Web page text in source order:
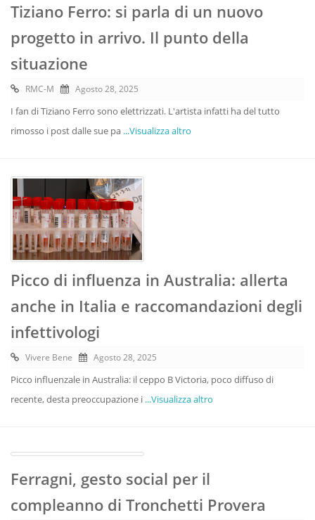
Tiziano Ferro: si parla di un nuovo
progetto in arrivo. Il punto della
situazione
RMC-M Agosto 28, 2025
I fan di Tiziano Ferro sono elettrizzati. L'artista infatti ha del tutto
rimosso i post dalle sue pa ...Visualizza altro
Picco di influenza in Australia: allerta
anche in Italia e raccomandazioni degli
infettivologi
Vivere Bene Agosto 28, 2025
Picco influenzale in Australia: il ceppo B Victoria, poco diffuso di
recente, desta preoccupazione i ...Visualizza altro
Ferragni, gesto social per il
compleanno di Tronchetti Provera